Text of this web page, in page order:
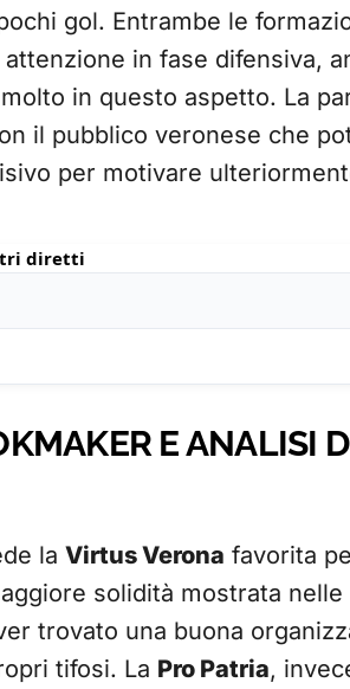
gol. Entrambe le
in fase difensiva,
in questo aspetto. La
il pubblico veronese che
per motivare
diretti
E ANALISI
la Virtus Verona favorita
solidità mostrata
trovato una buona
tifosi. La Pro Patria,